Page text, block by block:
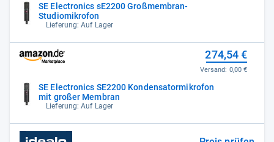
SE Electronics sE2200 Großmembran-
Studiomikrofon
Lieferung: Auf Lager
SE Electronics SE2200 Kondensatormikrofon
mit großer Membran
Lieferung: Auf Lager
274,54 €
Versand: 0,00 €